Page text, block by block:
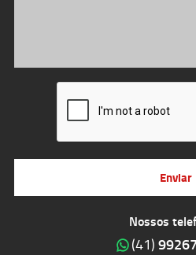
Nossos
(41)
Enviar